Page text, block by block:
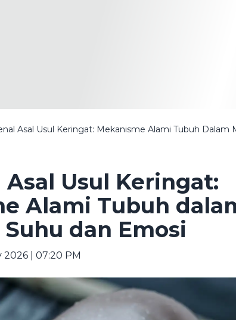
Asal Usul Keringat: Mekanisme Alami Tubuh Dalam
Usul Keringat:
Alami Tubuh
dan Emosi
2026 | 07:20 PM